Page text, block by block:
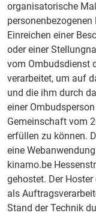
organisatorische
Einreichen einer
oder einer
vom Ombudsdienst
verarbeitet, um auf
und die ihm durch
einer
Gemeinschaft vom
erfüllen zu können.
eine
kinamo.be
gehostet. Der
als
Stand der Technik